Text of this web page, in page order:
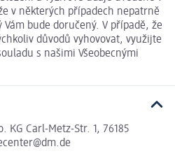
v některých případech nepatrně
bude doručený. V případě, že
důvodů vyhovovat, využijte
s našimi Všeobecnými
KG Carl-Metz-Str. 1, 76185